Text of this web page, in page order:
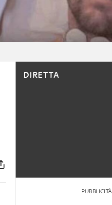
DIRETTA
PUBBLICITÀ